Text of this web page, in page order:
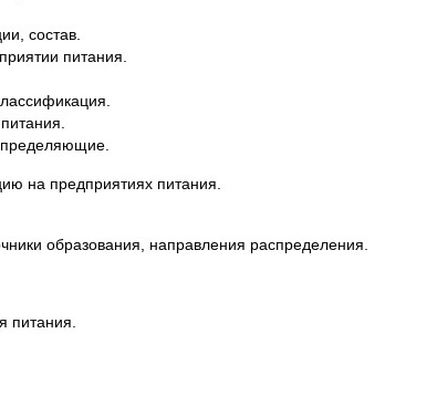
состав.
питания.
на предприятиях питания.
образования, направления распределения.
питания.